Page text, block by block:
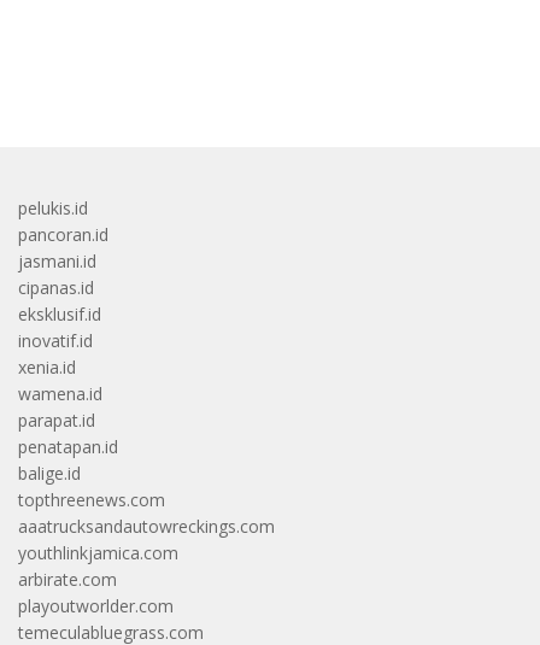
pelukis.id
pancoran.id
jasmani.id
cipanas.id
eksklusif.id
inovatif.id
xenia.id
wamena.id
parapat.id
penatapan.id
balige.id
topthreenews.com
aaatrucksandautowreckings.com
youthlinkjamica.com
arbirate.com
playoutworlder.com
temeculabluegrass.com